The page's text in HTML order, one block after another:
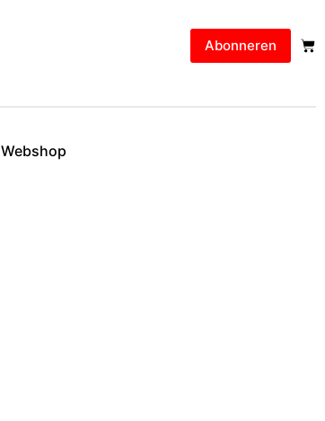
Abonneren
Webshop